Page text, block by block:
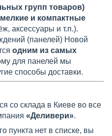
групп товаров)
мелкие и компактные
аксессуары и т.п.).
(панелей) Новой
одним из самых
для панелей мы
способы доставки.
со склада в Киеве во все
«Деливери».
пункта нет в списке, вы